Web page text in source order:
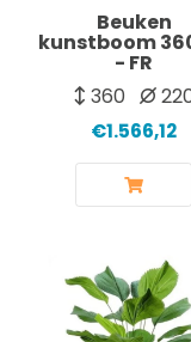
Beuken
kunstboom
- FR
360
€1.566,12